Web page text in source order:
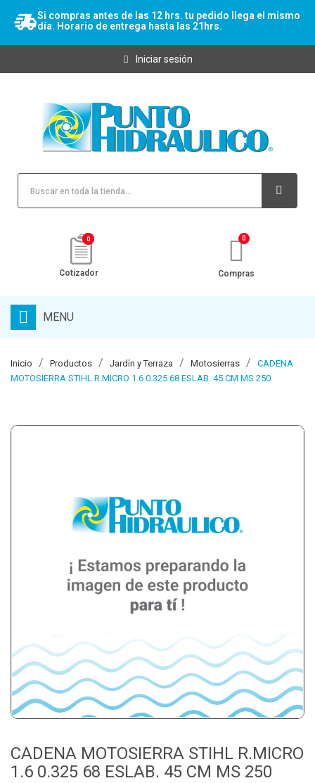
Si compras antes de las 12 hrs. tu pedido llega el mismo
día. Horario de entrega hasta las 21hrs.
Iniciar sesión
0
Cotizador Compras
MENU
Inicio Productos Jardín y Terraza Motosierras
CADENA
MOTOSIERRA STIHL R.MICRO 1.6 0.325 68 ESLAB. 45 CM MS 250
CADENA MOTOSIERRA STIHL R.MICRO
1.6 0.325 68 ESLAB. 45 CM MS 250